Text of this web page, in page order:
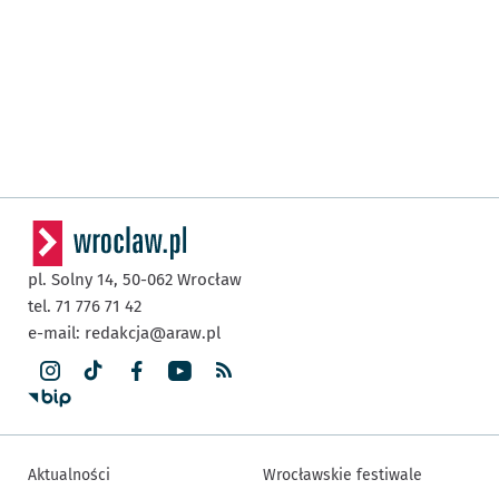
pl. Solny 14, 50-062 Wrocław
tel. 71 776 71 42
e-mail: redakcja@araw.pl
Aktualności Wrocławskie festiwale